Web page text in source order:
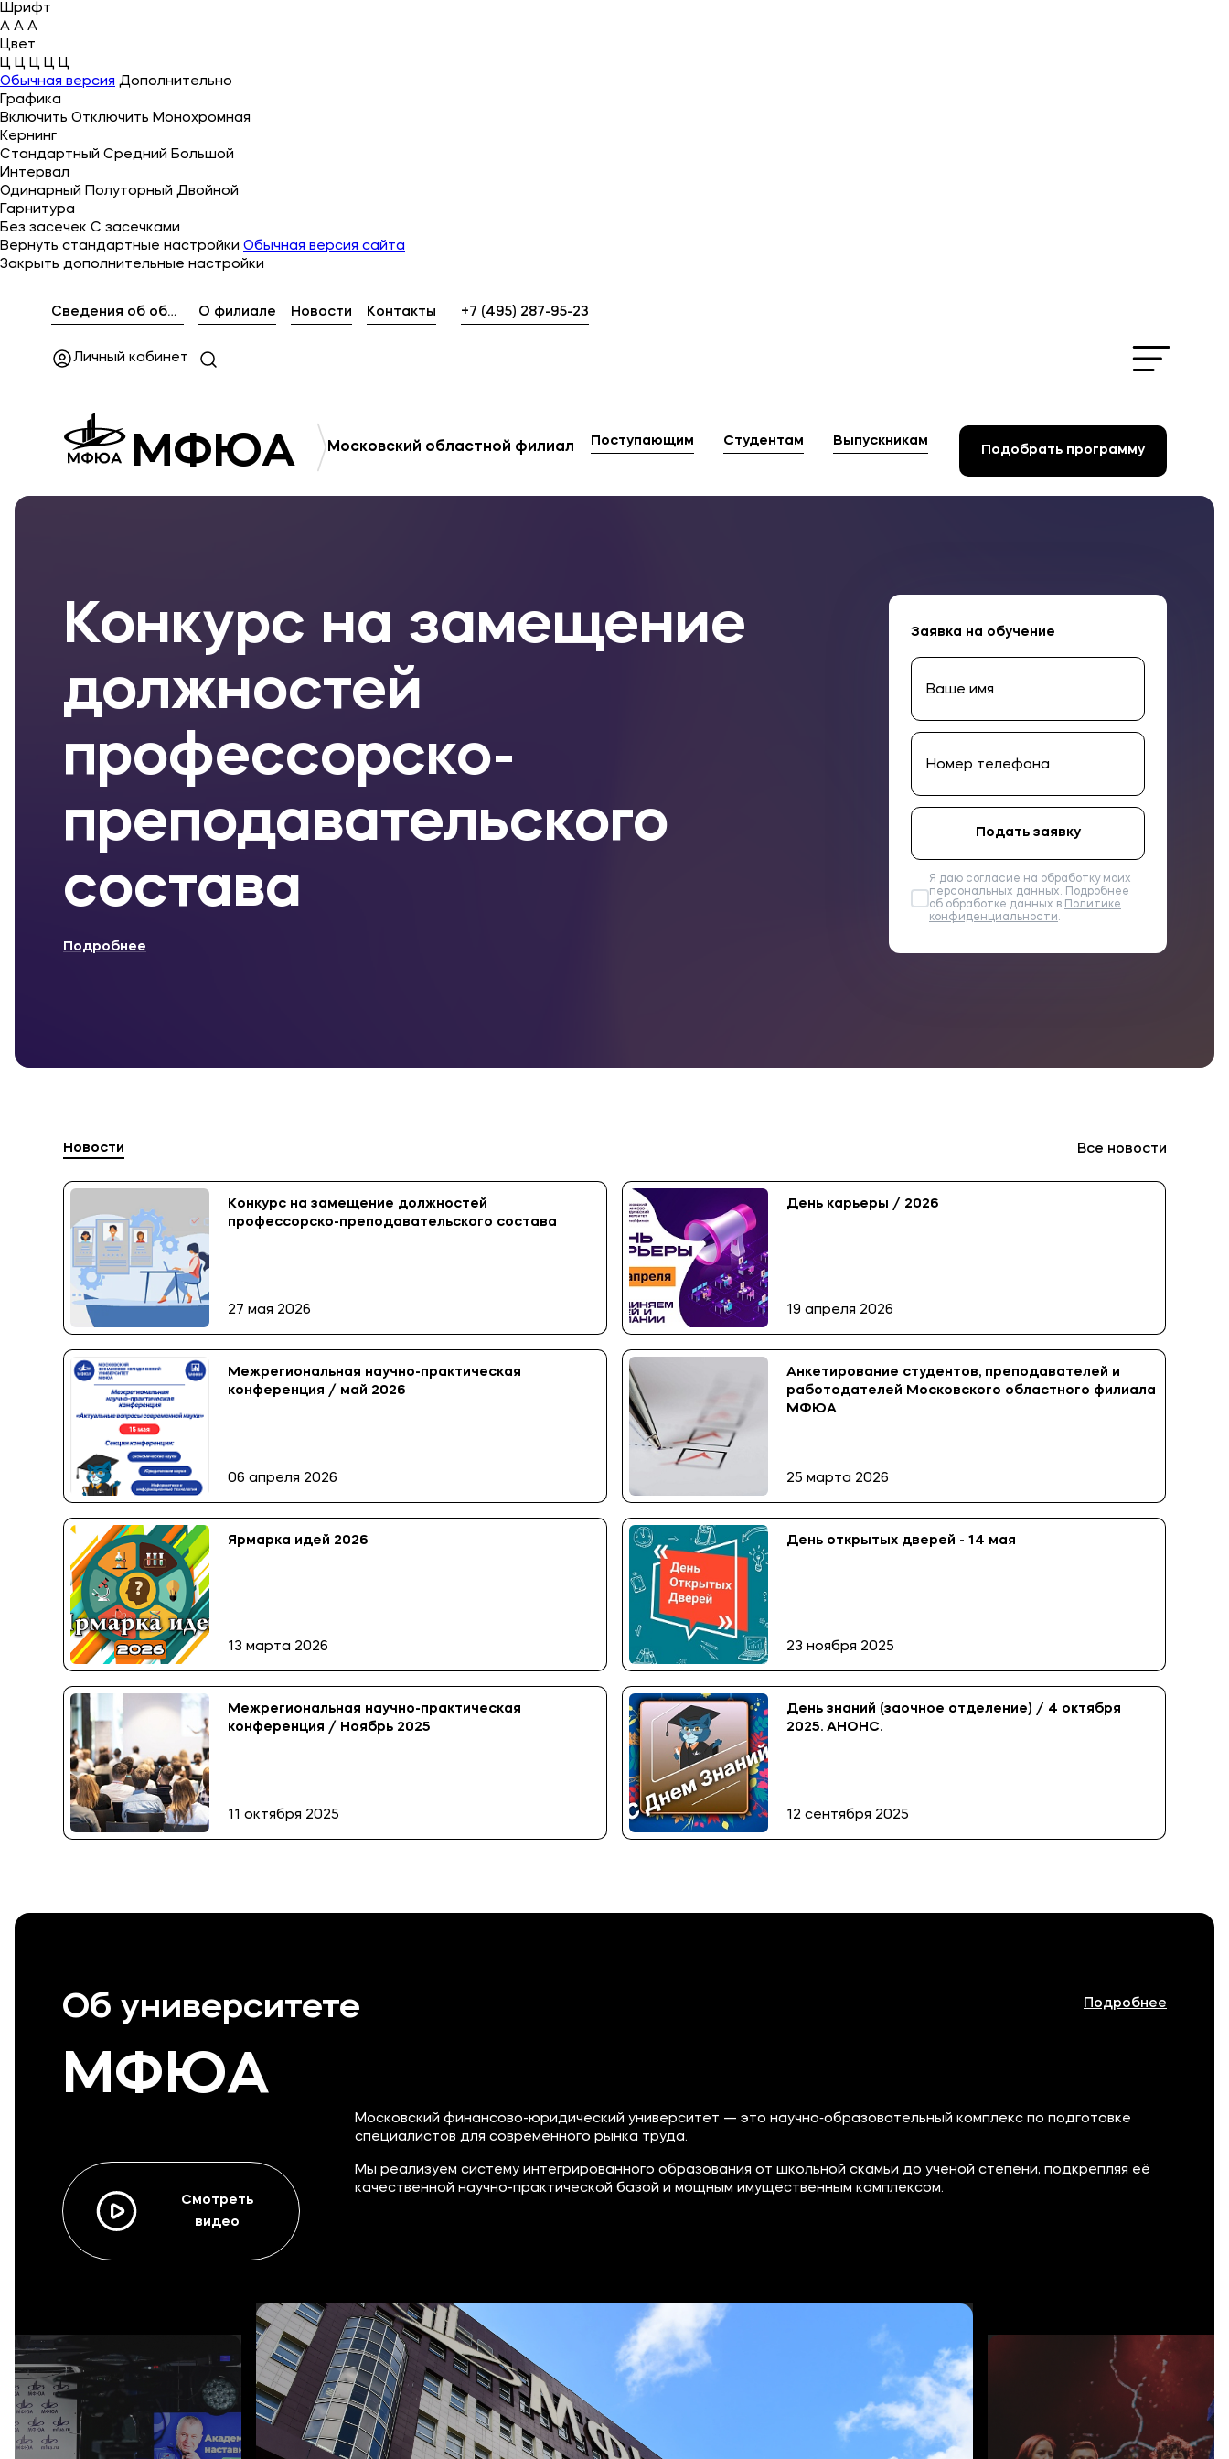
Шрифт
A A A
Цвет
Ц Ц Ц Ц Ц
Обычная версия Дополнительно
Графика
Включить Отключить Монохромная
Кернинг
Стандартный Средний Большой
Интервал
Одинарный Полуторный Двойной
Гарнитура
Без засечек С засечками
Вернуть стандартные настройки Обычная версия сайта
Закрыть дополнительные настройки
Сведения об образовательной организации О филиале Новости Контакты +7 (495) 287-95-23
Личный кабинет
МФЮА Московский областной филиал Поступающим Студентам Выпускникам
Подобрать программу
Об университете
Поступающим
Музейно-выставочный центр МФЮА
Наука
Абитуриентам
Студентам
Высшее образование в МФЮА
Конкурс на замещение
должностей
профессорско-
преподавательского
состава
Подробнее
Заявка на обучение
Подать заявку
Я даю согласие на обработку моих
персональных данных. Подробнее
об обработке данных в
Политике
конфиденциальности.
Новости Все новости
Конкурс на замещение должностей
профессорско-преподавательского состава
27 мая 2026
День карьеры / 2026
19 апреля 2026
Межрегиональная научно-практическая
конференция / май 2026
06 апреля 2026
Анкетирование студентов, преподавателей и
работодателей Московского областного филиала
МФЮА
25 марта 2026
Ярмарка идей 2026
13 марта 2026
День открытых дверей - 14 мая
23 ноября 2025
Межрегиональная научно-практическая
конференция / Ноябрь 2025
11 октября 2025
День знаний (заочное отделение) / 4 октября
2025. АНОНС.
12 сентября 2025
Об университете
МФЮА
Подробнее
Московский финансово-юридический университет — это научно‑образовательный комплекс по подготовке
специалистов для современного рынка труда.
Мы реализуем систему интегрированного образования от школьной скамьи до ученой степени, подкрепляя её
качественной научно-практической базой и мощным имущественным комплексом.
Смотреть
видео